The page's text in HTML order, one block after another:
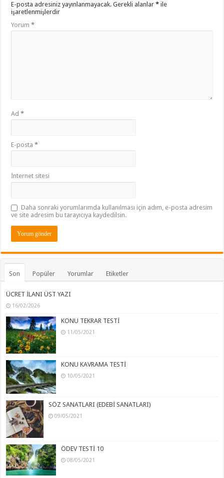
E-posta adresiniz yayınlanmayacak. Gerekli alanlar* ile
işaretlenmişlerdir
Yorum*
Ad*
E-posta*
İnternet sitesi
Daha sonraki yorumlarımda kullanılması için adım, e-posta adresim
ve site adresim bu tarayıcıya kaydedilsin.
Son Popüler Yorumlar Etiketler
ÜCRET İLANI ÜST YAZI
16/02/2026
KONU TEKRAR TESTİ
11/05/2021
KONU KAVRAMA TESTİ
10/05/2021
SÖZ SANATLARI (EDEBİ SANATLARI)
09/05/2021
ÖDEV TESTİ 10
08/05/2021